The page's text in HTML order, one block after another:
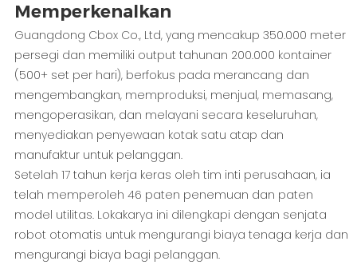
Memperkenalkan
Guangdong Cbox Co., Ltd, yang mencakup 350.000 meter
persegi dan memiliki output tahunan 200.000 kontainer
(500+ set per hari), berfokus pada merancang dan
mengembangkan, memproduksi, menjual, memasang,
mengoperasikan, dan melayani secara keseluruhan,
menyediakan penyewaan kotak satu atap dan
manufaktur untuk pelanggan.
Setelah 17 tahun kerja keras oleh tim inti perusahaan, ia
telah memperoleh 46 paten penemuan dan paten
model utilitas. Lokakarya ini dilengkapi dengan senjata
robot otomatis untuk mengurangi biaya tenaga kerja dan
mengurangi biaya bagi pelanggan.